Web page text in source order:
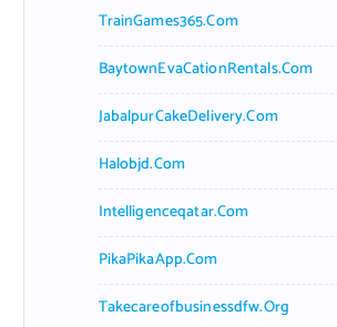
TrainGames365.com
BaytownEvaCationRentals.com
JabalpurCakeDelivery.com
Halobjd.com
Intelligenceqatar.com
PikaPikaApp.com
Takecareofbusinessdfw.org